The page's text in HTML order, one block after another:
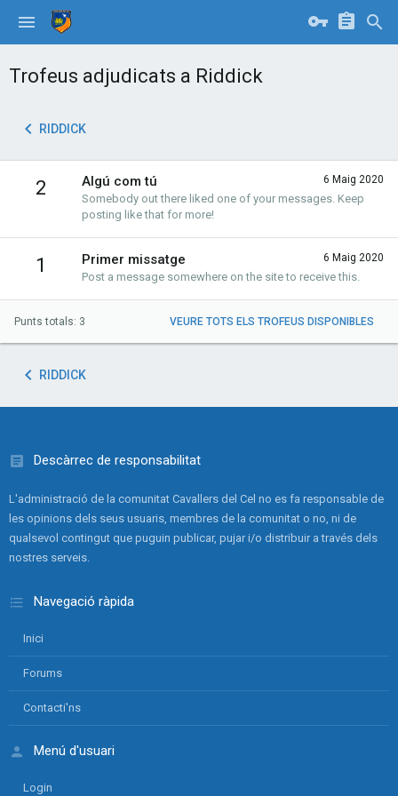
Trofeus adjudicats a Riddick
RIDDICK
2 6 Maig 2020
Algú com tú
Somebody out there liked one of your messages. Keep
posting like that for more!
1 6 Maig 2020
Primer missatge
Post a message somewhere on the site to receive this.
Punts totals: 3 VEURE TOTS ELS TROFEUS DISPONIBLES
RIDDICK
Descàrrec de responsabilitat
L'administració de la comunitat Cavallers del Cel no es fa responsable de
les opinions dels seus usuaris, membres de la comunitat o no, ni de
qualsevol contingut que puguin publicar, pujar i/o distribuir a través dels
nostres serveis.
Navegació ràpida
Inici
Forums
Contacti'ns
Menú d'usuari
Login